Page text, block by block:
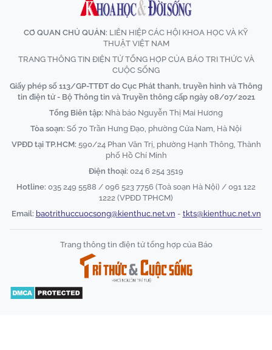
CƠ QUAN CHỦ QUẢN: LIÊN HIỆP CÁC HỘI KHOA HỌC VÀ KỸ
THUẬT VIỆT NAM
TRANG THÔNG TIN ĐIỆN TỬ TỔNG HỢP CỦA BÁO TRI THỨC VÀ
CUỘC SỐNG
Giấy phép số 113/GP-TTĐT do Cục Phát thanh, truyền hình và Thông
tin điện tử - Bộ Thông tin và Truyền thông cấp ngày 08/07/2021
Tổng Biên tập: Nhà báo Nguyễn Thị Mai Hương
Tòa soạn: Số 70 Trần Hưng Đạo, phường Cửa Nam, Hà Nội
VPĐD tại TP.HCM: 590/24 Phan Văn Trị, phường Hạnh Thông, Thành
phố Hồ Chí Minh
Điện thoại: 024 6 254 3519
Hotline: 035 249 5588 / 096 523 7756 (Toà soạn Hà Nội) / 091 122
1222 (VPĐD TPHCM)
Email: baotrithuccuocsong@kienthuc.net.vn - tkts@kienthuc.net.vn
Trang thông tin điện tử tổng hợp của Báo